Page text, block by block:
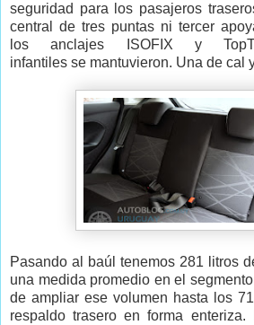
seguridad para los pasajeros
central de tres puntas ni tercer
los anclajes ISOFIX y
infantiles se mantuvieron. Una de cal
Pasando al baúl tenemos 281 litros
una medida promedio en el
de ampliar ese volumen hasta los
respaldo trasero en forma enteriza.